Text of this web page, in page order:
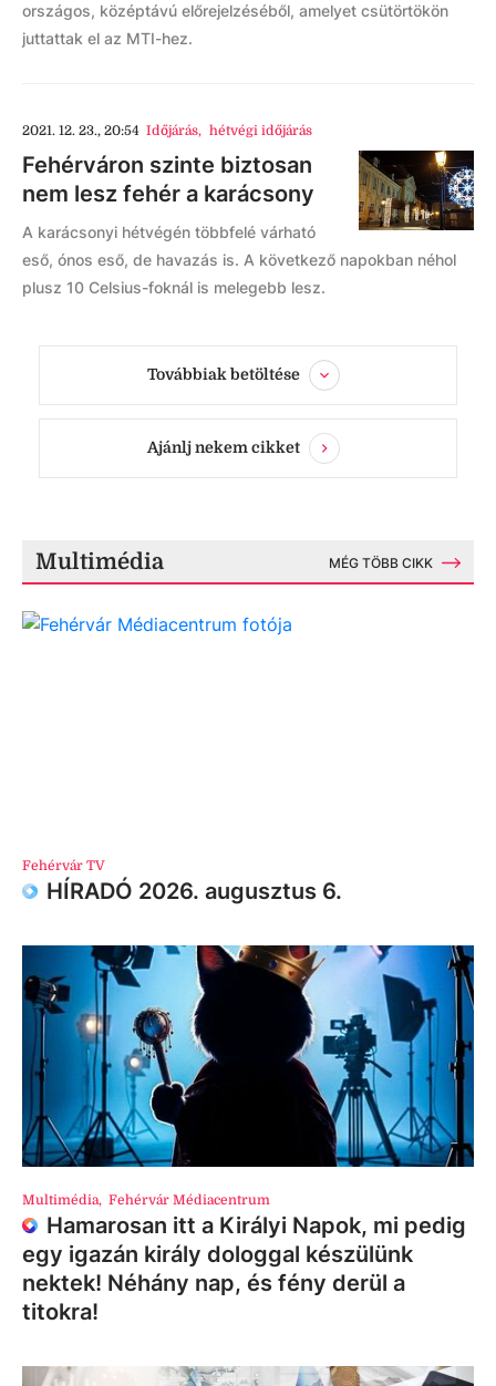
országos, középtávú előrejelzéséből, amelyet csütörtökön
juttattak el az MTI-hez.
2021. 12. 23., 20:54 Időjárás, hétvégi időjárás
Fehérváron szinte biztosan
nem lesz fehér a karácsony
A karácsonyi hétvégén többfelé várható
eső, ónos eső, de havazás is. A következő napokban néhol
plusz 10 Celsius-foknál is melegebb lesz.
Továbbiak betöltése
Ajánlj nekem cikket
Multimédia MÉG TÖBB CIKK
Fehérvár TV
HÍRADÓ 2026. augusztus 6.
Multimédia, Fehérvár Médiacentrum
Hamarosan itt a Királyi Napok, mi pedig
egy igazán király dologgal készülünk
nektek! Néhány nap, és fény derül a
titokra!